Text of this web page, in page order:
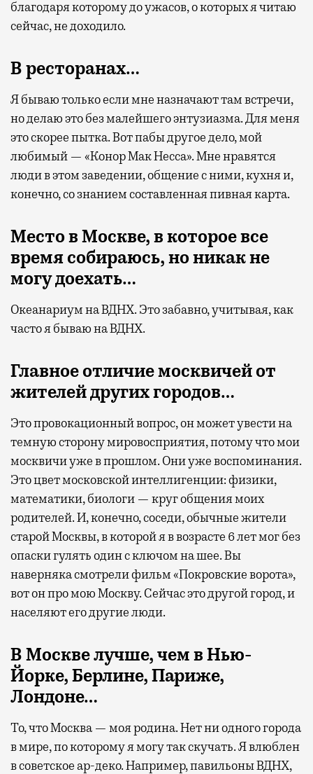
благодаря которому до ужасов, о которых я читаю
сейчас, не доходило.
В ресторанах…
Я бываю только если мне назначают там встречи,
но делаю это без малейшего энтузиазма. Для меня
это скорее пытка. Вот пабы другое дело, мой
любимый — «Конор Мак Несса». Мне нравятся
люди в этом заведении, общение с ними, кухня и,
конечно, со знанием составленная пивная карта.
Место в Москве, в которое все
время собираюсь, но никак не
могу доехать…
Океанариум на ВДНХ. Это забавно, учитывая, как
часто я бываю на ВДНХ.
Главное отличие москвичей от
жителей других городов…
Это провокационный вопрос, он может увести на
темную сторону мировосприятия, потому что мои
москвичи уже в прошлом. Они уже воспоминания.
Это цвет московской интеллигенции: физики,
математики, биологи — круг общения моих
родителей. И, конечно, соседи, обычные жители
старой Москвы, в которой я в возрасте 6 лет мог без
опаски гулять один с ключом на шее. Вы
наверняка смотрели фильм «Покровские ворота»,
вот он про мою Москву. Сейчас это другой город, и
населяют его другие люди.
В Москве лучше, чем в Нью-
Йорке, Берлине, Париже,
Лондоне…
То, что Москва — моя родина. Нет ни одного города
в мире, по которому я могу так скучать. Я влюблен
в советское ар-деко. Например, павильоны ВДНХ,